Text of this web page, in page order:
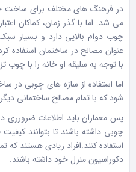
در فرهنگ های مختلف برای ساخت
می شد. اما با گذر زمان، کماکان
چوب دوام بالایی دارد و بسیار
عنوان مصالح در ساختمان
با توجه به سلیقه او خانه را با چوب
اما استفاده از سازه های چوبی در
شود که با تمام مصالح ساختمانی
پس معماران باید اطلاعات
چوبی داشته باشند تا بتوانند کیفیت
استفاده کنند.افراد زیادی هستند که
دکوراسیون منزل خود داشته باشند.